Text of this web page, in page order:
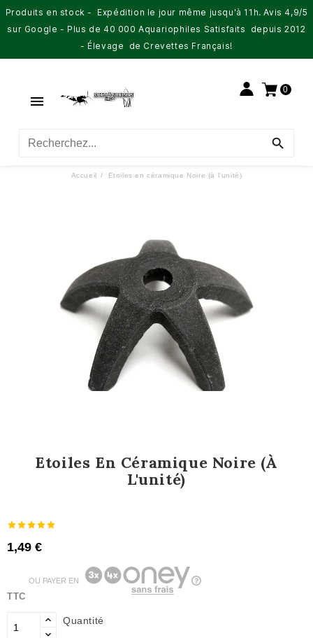
Produits en stock - Expédition le jour même jusqu'à 11h. Avis 4,9/5
sur Google - Plus de 40 000 Aquariophiles Satisfaits depuis 2012
- Élevage de Crevettes Français!

0

Accueil Etoiles en céramique Noire (à l'unité)
Etoiles En Céramique Noire (à
L'unité)
1,49 €
TTC
OU PAYER EN
Quantité